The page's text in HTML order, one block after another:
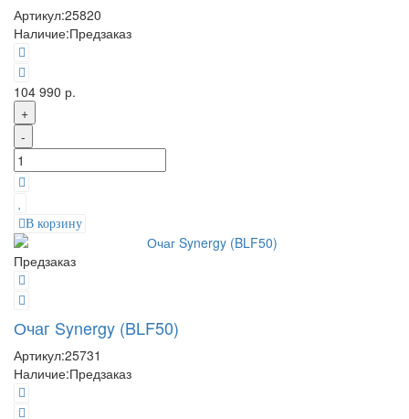
Артикул:25820
Наличие:Предзаказ
104 990 р.
+
-
В корзину
Предзаказ
Очаг Synergy (BLF50)
Артикул:25731
Наличие:Предзаказ